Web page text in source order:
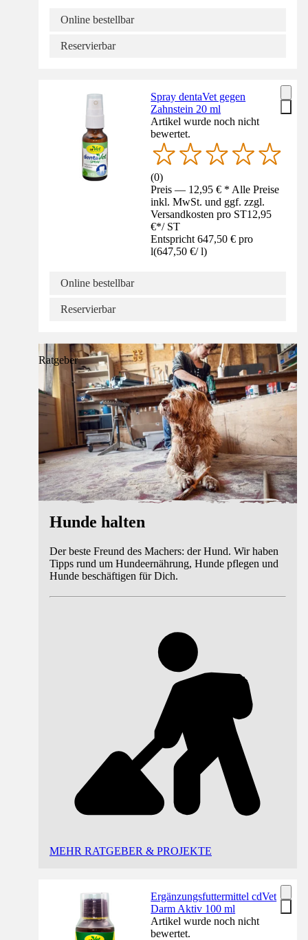
Online bestellbar
Reservierbar
Spray dentaVet gegen
Zahnstein 20 ml
Artikel wurde noch nicht
bewertet.
(0)
Preis — 12,95 € * Alle Preise
inkl. MwSt. und ggf. zzgl.
Versandkosten pro ST12,95
€*/ ST
Entspricht 647,50 € pro
l(647,50 €/ l)
Online bestellbar
Reservierbar
Ratgeber
Hunde halten
Der beste Freund des Machers: der Hund. Wir haben
Tipps rund um Hundeernährung, Hunde pflegen und
Hunde beschäftigen für Dich.
MEHR RATGEBER & PROJEKTE
Ergänzungsfuttermittel cdVet
Darm Aktiv 100 ml
Artikel wurde noch nicht
bewertet.